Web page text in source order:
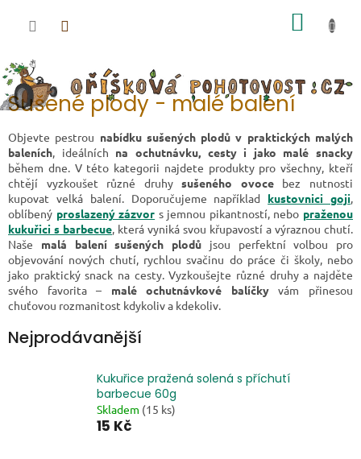
Sušené plody - malé balení
Objevte pestrou nabídku sušených plodů v praktických malých
baleních, ideálních na ochutnávku, cesty i jako malé snacky
během dne. V této kategorii najdete produkty pro všechny, kteří
chtějí vyzkoušet různé druhysušeného ovocebez nutnosti
kupovat velká balení. Doporučujeme například kustovnici goji,
oblíbený proslazený zázvor s jemnou pikantností, nebo praženou
kukuřici s barbecue, která vyniká svou křupavostí a výraznou chutí.
Naše malá balení sušených plodů jsou perfektní volbou pro
objevování nových chutí, rychlou svačinu do práce či školy, nebo
jako praktický snack na cesty. Vyzkoušejte různé druhy a najděte
svého favorita – malé ochutnávkové balíčkyvám přinesou
chuťovou rozmanitost kdykoliv a kdekoliv.
Nejprodávanější
Kukuřice pražená solená s příchutí
barbecue 60g
Skladem (15 ks)
15 Kč